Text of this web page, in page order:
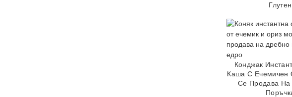
Конджак
Каша С Ечемичен
Се Продава